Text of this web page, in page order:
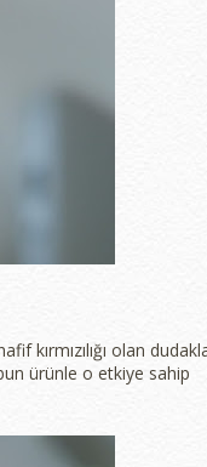
kırmızılığı olan
ürünle o etkiye sahip